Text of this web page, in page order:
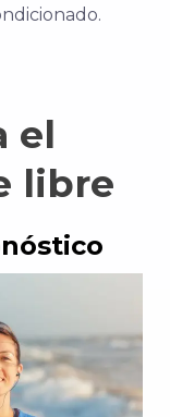
el
libre